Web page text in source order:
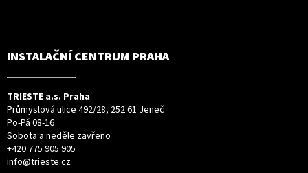
INSTALAČNÍ CENTRUM PRAHA
TRIESTE a.s. Praha
Průmyslová ulice 492/28, 252 61 Jeneč
Po-Pá 08-16
Sobota a neděle zavřeno
+420 775 905 905
info@trieste.cz